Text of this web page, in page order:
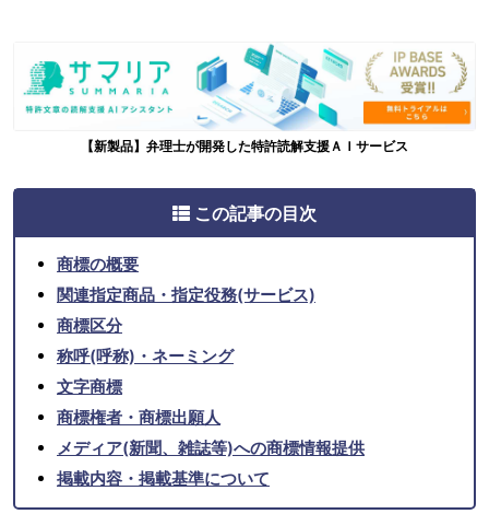
【新製品】弁理士が開発した特許読解支援ＡＩサービス
この記事の目次
商標の概要
関連指定商品・指定役務(サービス)
商標区分
称呼(呼称)・ネーミング
文字商標
商標権者・商標出願人
メディア(新聞、雑誌等)への商標情報提供
掲載内容・掲載基準について